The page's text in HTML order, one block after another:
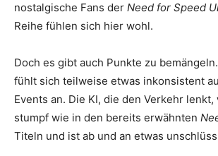
nostalgische Fans der Need for Speed
Reihe fühlen sich hier wohl.
Doch es gibt auch Punkte zu
fühlt sich teilweise etwas inkonsistent
Events an. Die KI, die den Verkehr
stumpf wie in den bereits erwähnten
Titeln und ist ab und an etwas